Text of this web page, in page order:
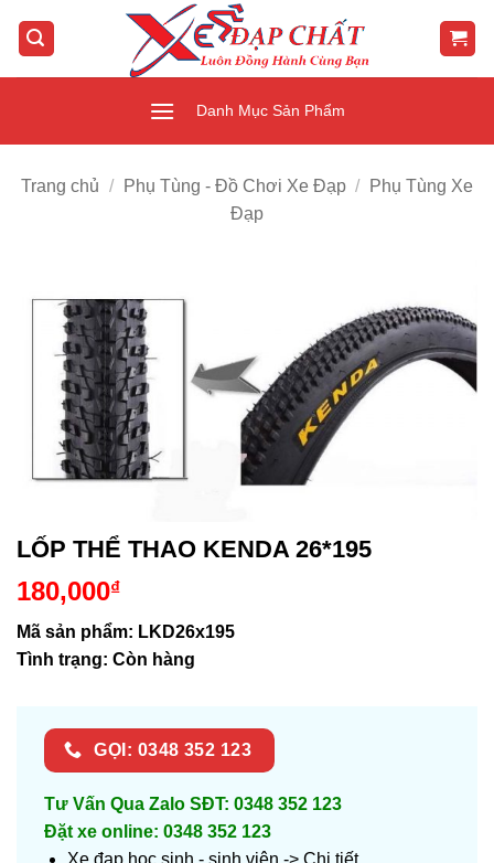
qua
Danh Mục Sản Phẩm
Trang chủ / Phụ Tùng - Đồ Chơi Xe Đạp /
Phụ Tùng Xe
Đạp
LỐP THỂ THAO KENDA 26*195
180,000₫
Mã sản phẩm: LKD26x195
Tình trạng: Còn hàng
GỌI: 0348 352 123
Tư Vấn Qua Zalo SĐT: 0348 352 123
Đặt xe online: 0348 352 123
Xe đạp học sinh - sinh viên -> Chi tiết